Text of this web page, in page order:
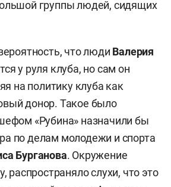
группы людей, сидящих
что люди Валерия
у руля клуба, но сам он
на политику клуба как
донор. Такое было
«Рубина» назначили бы
по делам молодежи и спорта
Бурганова. Окружение
распространяло слухи, что это